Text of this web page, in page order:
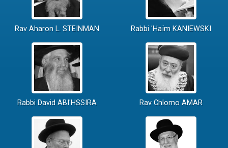
Rav Aharon L. STEINMAN Rabbi 'Haïm KANIEWSKI
Rabbi David ABI'HSSIRA Rav Chlomo AMAR